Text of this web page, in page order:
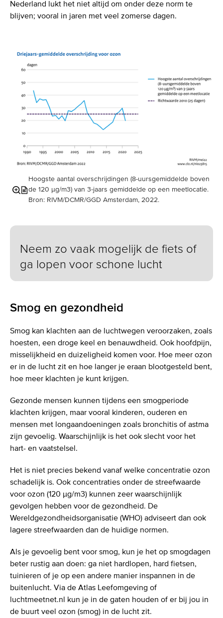
Nederland lukt het niet altijd om onder deze norm te
blijven; vooral in jaren met veel zomerse dagen.
Vergroot
afbeelding
Schakel
inhoud
Hoogste aantal overschrijdingen (8-uursgemiddelde boven
de 120 µg/m3) van 3-jaars gemiddelde op een meetlocatie.
Bron: RIVM/DCMR/GGD Amsterdam, 2022.
Neem zo vaak mogelijk de fiets of
ga lopen voor schone lucht
Smog en gezondheid
Smog kan klachten aan de luchtwegen veroorzaken, zoals
hoesten, een droge keel en benauwdheid. Ook hoofdpijn,
misselijkheid en duizeligheid komen voor. Hoe meer ozon
er in de lucht zit en hoe langer je eraan blootgesteld bent,
hoe meer klachten je kunt krijgen.
Gezonde mensen kunnen tijdens een smogperiode
klachten krijgen, maar vooral kinderen, ouderen en
mensen met longaandoeningen zoals bronchitis of astma
zijn gevoelig. Waarschijnlijk is het ook slecht voor het
hart- en vaatstelsel.
Het is niet precies bekend vanaf welke concentratie ozon
schadelijk is. Ook concentraties onder de streefwaarde
voor ozon (120 µg/m3) kunnen zeer waarschijnlijk
gevolgen hebben voor de gezondheid. De
Wereldgezondheidsorganisatie (WHO) adviseert dan ook
lagere streefwaarden dan de huidige normen.
Als je gevoelig bent voor smog, kun je het op smogdagen
beter rustig aan doen: ga niet hardlopen, hard fietsen,
tuinieren of je op een andere manier inspannen in de
buitenlucht. Via de Atlas Leefomgeving of
luchtmeetnet.nl kun je in de gaten houden of er bij jou in
de buurt veel ozon (smog) in de lucht zit.